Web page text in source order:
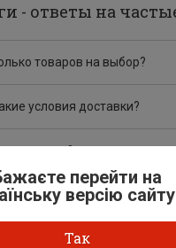
- ответы на
товаров на выбор?
условия доставки?
угги?
перейти на
версію
Так